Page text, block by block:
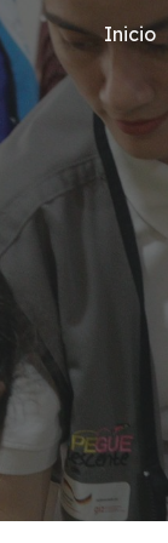
to main content
Inicio